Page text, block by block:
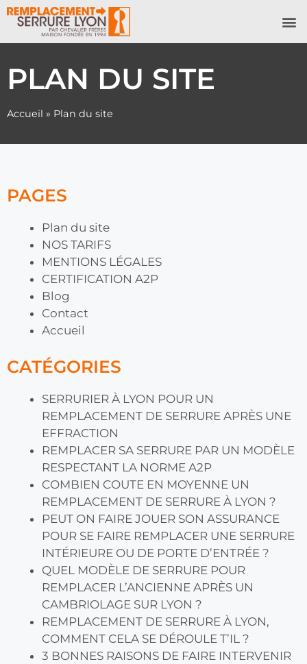
PLAN DU SITE
Accueil » Plan du site
PAGES
Plan du site
NOS TARIFS
MENTIONS LÉGALES
CERTIFICATION A2P
Blog
Contact
Accueil
CATÉGORIES
SERRURIER À LYON POUR UN
REMPLACEMENT DE SERRURE APRÈS UNE
EFFRACTION
REMPLACER SA SERRURE PAR UN MODÈLE
RESPECTANT LA NORME A2P
COMBIEN COUTE EN MOYENNE UN
REMPLACEMENT DE SERRURE À LYON ?
PEUT ON FAIRE JOUER SON ASSURANCE
POUR SE FAIRE REMPLACER UNE SERRURE
INTÉRIEURE OU DE PORTE D’ENTRÉE ?
QUEL MODÈLE DE SERRURE POUR
REMPLACER L’ANCIENNE APRÈS UN
CAMBRIOLAGE SUR LYON ?
REMPLACEMENT DE SERRURE À LYON,
COMMENT CELA SE DÉROULE T’IL ?
3 BONNES RAISONS DE FAIRE INTERVENIR